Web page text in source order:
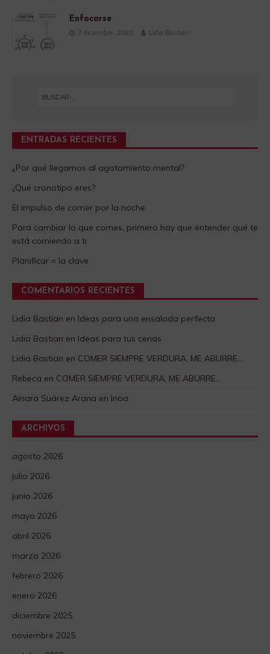
Enfocarse
7 diciembre, 2020 Lidia Bastian
ENTRADAS RECIENTES
¿Por qué llegamos al agotamiento mental?
¿Qué cronotipo eres?
El impulso de comer por la noche
Para cambiar lo que comes, primero hay que entender qué te
está comiendo a ti
Planificar = la clave
COMENTARIOS RECIENTES
Lidia Bastian en Ideas para una ensalada perfecta
Lidia Bastian en Ideas para tus cenas
Lidia Bastian en COMER SIEMPRE VERDURA, ME ABURRE…
Rebeca en COMER SIEMPRE VERDURA, ME ABURRE…
Ainara Suárez Arana en Inoa
ARCHIVOS
agosto 2026
julio 2026
junio 2026
mayo 2026
abril 2026
marzo 2026
febrero 2026
enero 2026
diciembre 2025
noviembre 2025